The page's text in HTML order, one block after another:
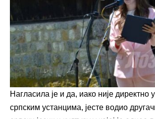
Нагласила је и да, иако није директно
српским устанцима, јесте водио